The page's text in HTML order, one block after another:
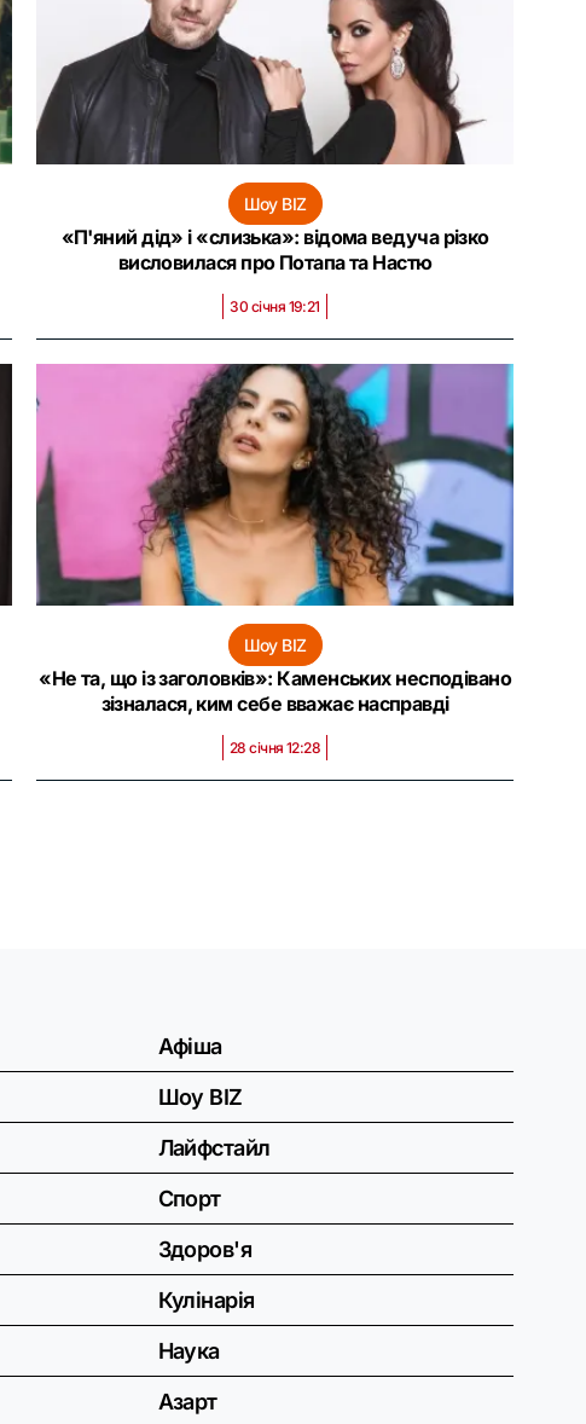
Шоу BIZ
«П'яний дід» і «слизька»: відома ведуча різко
висловилася про Потапа та Настю
30 січня 19:21
Шоу BIZ
«Не та, що із заголовків»: Каменських несподівано
зізналася, ким себе вважає насправді
28 січня 12:28
Афіша
Шоу BIZ
Лайфстайл
Спорт
Здоров'я
Кулінарія
Наука
Азарт